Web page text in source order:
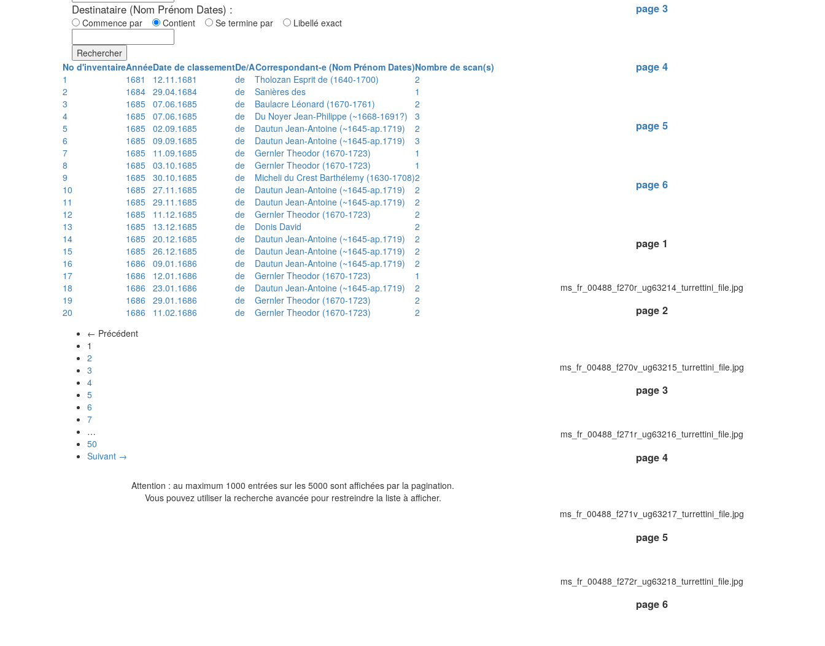
Destinataire (Nom Prénom Dates) :
Commence par Contient Se termine par Libellé exact
Rechercher
No d'inventaireAnnéeDate de classementDe/ACorrespondant-e (Nom Prénom Dates)Nombre de scan(s)
1
1681 12.11.1681 de Tholozan Esprit de (1640-1700)
2
2
1684 29.04.1684 de Sanières des
1
3
1685 07.06.1685 de Baulacre Léonard (1670-1761)
2
4
1685 07.06.1685 de Du Noyer Jean-Philippe (~1668-1691?)
3
5
1685 02.09.1685 de Dautun Jean-Antoine (~1645-ap.1719)
2
6
1685 09.09.1685 de Dautun Jean-Antoine (~1645-ap.1719)
3
7
1685 11.09.1685 de Gernler Theodor (1670-1723)
1
8
1685 03.10.1685 de Gernler Theodor (1670-1723)
1
9
1685 30.10.1685 de Micheli du Crest Barthélemy (1630-1708)2
10
1685 27.11.1685 de Dautun Jean-Antoine (~1645-ap.1719)
2
11
1685 29.11.1685 de Dautun Jean-Antoine (~1645-ap.1719)
2
12
1685 11.12.1685 de Gernler Theodor (1670-1723)
2
13
1685 13.12.1685 de Donis David
2
14
1685 20.12.1685 de Dautun Jean-Antoine (~1645-ap.1719)
2
15
1685 26.12.1685 de Dautun Jean-Antoine (~1645-ap.1719)
2
16
1686 09.01.1686 de Dautun Jean-Antoine (~1645-ap.1719)
2
17
1686 12.01.1686 de Gernler Theodor (1670-1723)
1
18
1686 23.01.1686 de Dautun Jean-Antoine (~1645-ap.1719)
2
19
1686 29.01.1686 de Gernler Theodor (1670-1723)
2
20
1686 11.02.1686 de Gernler Theodor (1670-1723)
2
← Précédent
1
2
3
4
5
6
7
…
50
Suivant →
Attention : au maximum 1000 entrées sur les 5000 sont affichées par la pagination.
Vous pouvez utiliser la recherche avancée pour restreindre la liste à afficher.
page 3
page 4
page 5
page 6
page 1
ms_fr_00488_f270r_ug63214_turrettini_file.jpg
page 2
ms_fr_00488_f270v_ug63215_turrettini_file.jpg
page 3
ms_fr_00488_f271r_ug63216_turrettini_file.jpg
page 4
ms_fr_00488_f271v_ug63217_turrettini_file.jpg
page 5
ms_fr_00488_f272r_ug63218_turrettini_file.jpg
page 6